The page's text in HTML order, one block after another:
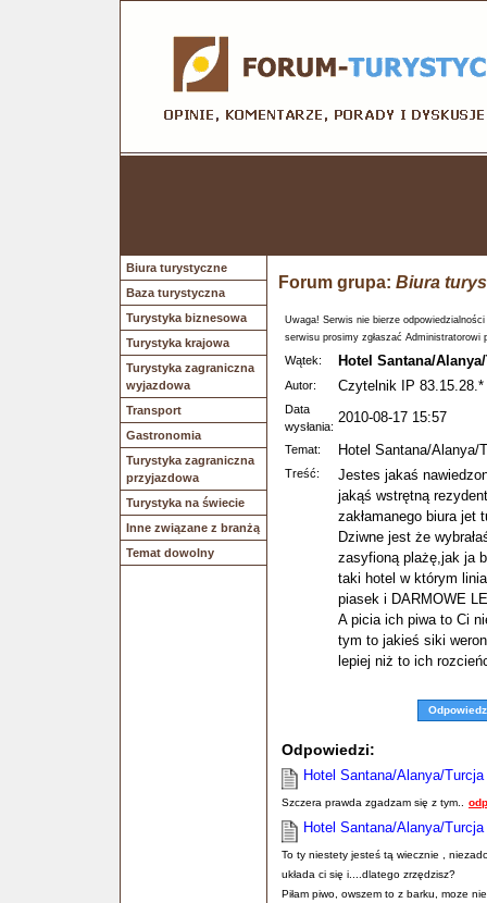
Biura turystyczne
Baza turystyczna
Turystyka biznesowa
Turystyka krajowa
Turystyka zagraniczna
wyjazdowa
Transport
Gastronomia
Turystyka zagraniczna
przyjazdowa
Turystyka na świecie
Inne związane z branżą
Temat dowolny
Forum grupa: Biura
Uwaga! Serwis nie bierze
serwisu prosimy zgłaszać Administratorowi
Wątek: Hotel Santana/
Autor: Czytelnik IP 83.15.28.*
Data
wysłania:
2010-08-17 15:57
Temat: Hotel Santana/Alanya/
Treść:
Jestes jakaś
jakąś wstrętną
zakłamanego biura jet
Dziwne jest że
zasyfioną plażę,jak ja
taki hotel w którym
piasek i DARMOWE
A picia ich piwa to Ci
tym to jakieś siki
lepiej niż to ich
Odpowiedz
Odpowiedzi:
Hotel Santana/Alanya/Turcja
Szczera prawda zgadzam się z tym..
Hotel Santana/Alanya/Turcja
To ty niestety jesteś tą wiecznie ,
układa ci się i....dlatego zrzędzisz?
Piłam piwo, owszem to z barku, moze